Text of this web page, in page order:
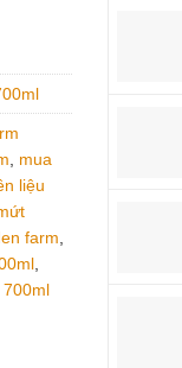
, mua
liệu
farm,
,